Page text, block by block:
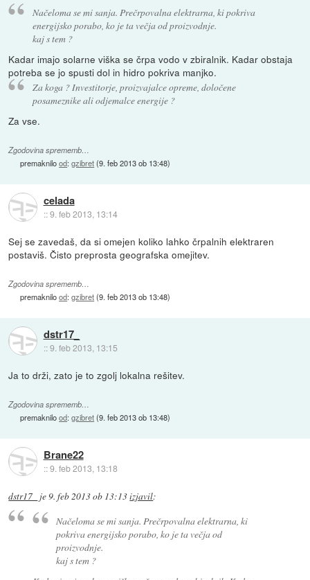
Načeloma se mi sanja. Prečrpovalna elektrarna, ki pokriva
energijsko porabo, ko je ta večja od proizvodnje.
kaj s tem ?
Kadar imajo solarne viška se črpa vodo v zbiralnik. Kadar obstaja
potreba se jo spusti dol in hidro pokriva manjko.
Za koga ? Investitorje, proizvajalce opreme, določene
posameznike ali odjemalce energije ?
Za vse.
Zgodovina sprememb…
premaknilood:gzibret(9. feb 2013 ob 13:48)
celada
::9. feb 2013, 13:14
Sej se zavedaš, da si omejen koliko lahko črpalnih elektraren
postaviš. Čisto preprosta geografska omejitev.
Zgodovina sprememb…
premaknilood:gzibret(9. feb 2013 ob 13:48)
dstr17_
::9. feb 2013, 13:15
Ja to drži, zato je to zgolj lokalna rešitev.
Zgodovina sprememb…
premaknilood:gzibret(9. feb 2013 ob 13:48)
Brane22
::9. feb 2013, 13:18
dstr17_ je 9. feb 2013 ob 13:13izjavil:
Načeloma se mi sanja. Prečrpovalna elektrarna, ki
pokriva energijsko porabo, ko je ta večja od
proizvodnje.
kaj s tem ?